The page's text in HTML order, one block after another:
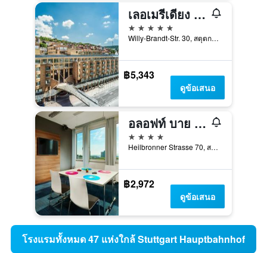
เลอเมรีเดียง สตุทท์การ์ท
5 ดาว
Willy-Brandt-Str. 30, สตุตการ์ต, บาเดิน-เวือร์ทเทมแบร์ก, เยอรมนี
฿5,343
ดูข้อเสนอ
อลอฟท์ บาย แมริออท สตุ๊ตการ์ต
4 ดาว
Heilbronner Strasse 70, สตุตการ์ต, บาเดิน-เวือร์ทเทมแบร์ก, เยอรมนี
฿2,972
ดูข้อเสนอ
โรงแรมทั้งหมด 47 แห่งใกล้ Stuttgart Hauptbahnhof